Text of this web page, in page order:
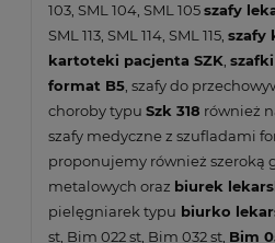
103, SML 104, SML 105szafy
SML 113, SML 114, SML 115, szafy
kartoteki pacjenta SZK
format B5 , szafy do
choroby typu Szk 318 również
szafy medyczne z szufladami
proponujemy również szeroką
metalowych oraz biurek
pielęgniarek typu biurko
st, Bim 022 st, Bim 032 st, Bim